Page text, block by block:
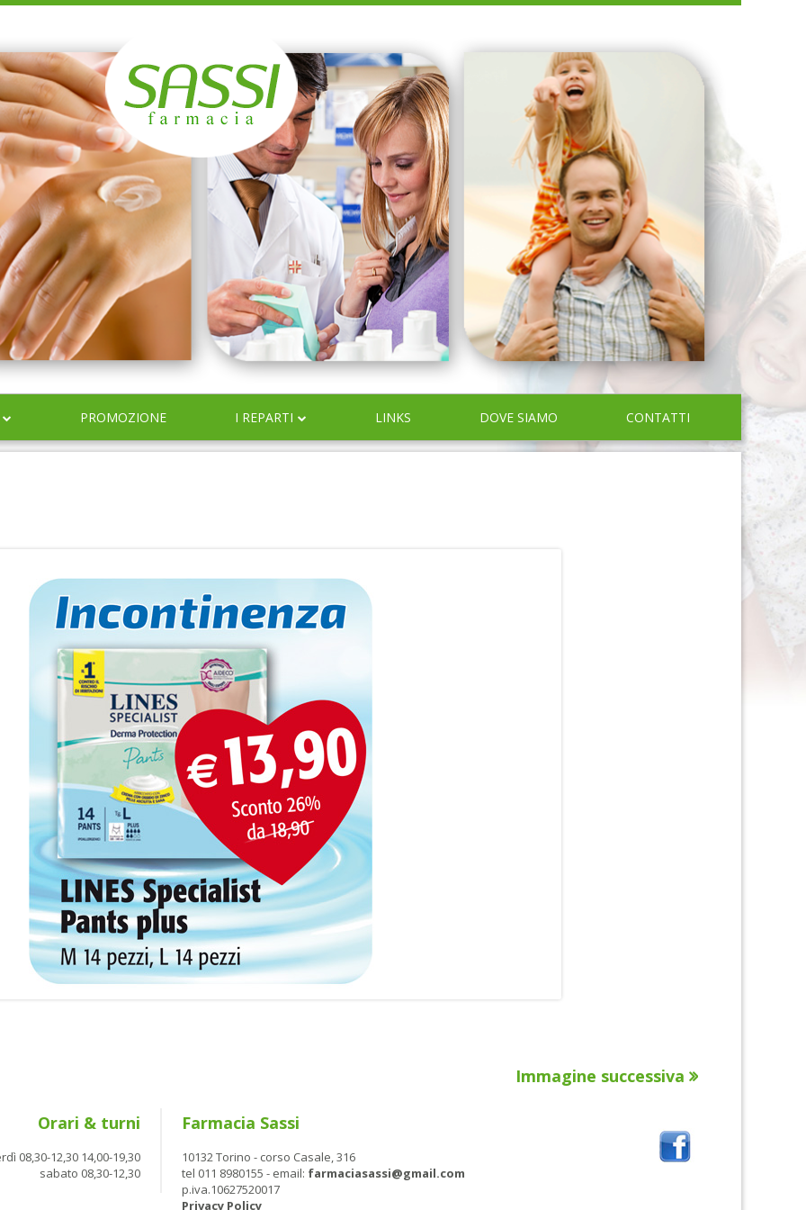
PROMOZIONE I REPARTI
INFANZIA
VETERINARIA
LINKS DOVE SIAMO CONTATTI
Immagine successiva
Orari & turni
08,30-12,30 14,00-19,30
sabato 08,30-12,30
Farmacia Sassi
10132 Torino - corso Casale, 316
tel 011 8980155 - email: farmaciasassi@gmail.com
p.iva.10627520017
Privacy Policy